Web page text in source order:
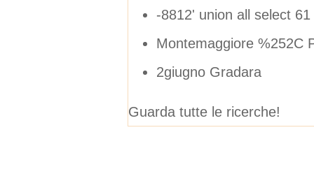
-8812' union all select 61
Montemaggiore %252C
2giugno Gradara
Guarda tutte le ricerche!